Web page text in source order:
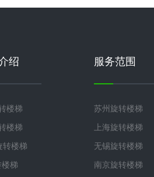
绍
楼梯
楼梯
转楼梯
梯
服务范围
苏州旋转楼梯
上海旋转楼梯
无锡旋转楼梯
南京旋转楼梯